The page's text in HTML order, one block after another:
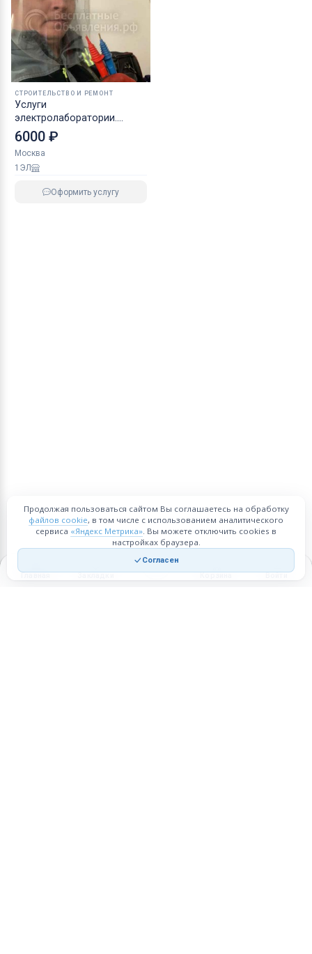
СТРОИТЕЛЬСТВО И РЕМОНТ
Услуги
электролаборатории.
Электроизмерения.
6000 ₽
Москва
1ЭЛ
Оформить услугу
Главная Закладки Корзина Войти
Продолжая пользоваться сайтом Вы соглашаетесь на обработку
файлов cookie, в том числе с использованием аналитического
сервиса «Яндекс Метрика». Вы можете отключить cookies в
настройках браузера.
Согласен